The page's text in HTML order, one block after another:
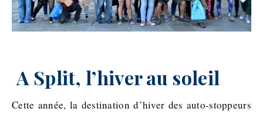
A Split, l’hiver au soleil
Cette année, la destination d’hiver des auto-stoppeurs